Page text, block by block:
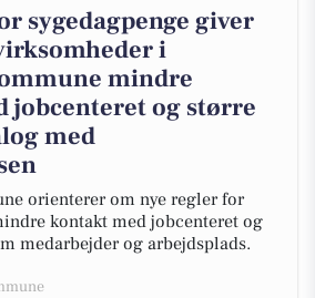
sygedagpenge giver
i
mindre
jobcenteret og større
med
orienterer om nye regler for
kontakt med jobcenteret og
medarbejder og arbejdsplads.